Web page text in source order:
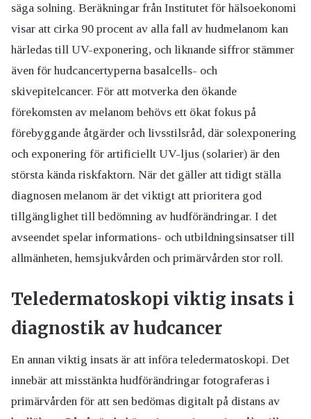
säga solning. Beräkningar från Institutet för hälsoekonomi
visar att cirka 90 procent av alla fall av hudmelanom kan
härledas till UV-exponering, och liknande siffror stämmer
även för hudcancertyperna basalcells- och
skivepitelcancer. För att motverka den ökande
förekomsten av melanom behövs ett ökat fokus på
förebyggande åtgärder och livsstilsråd, där solexponering
och exponering för artificiellt UV-ljus (solarier) är den
största kända riskfaktorn. När det gäller att tidigt ställa
diagnosen melanom är det viktigt att prioritera god
tillgänglighet till bedömning av hudförändringar. I det
avseendet spelar informations- och utbildningsinsatser till
allmänheten, hemsjukvården och primärvården stor roll.
Teledermatoskopi viktig insats i
diagnostik av hudcancer
En annan viktig insats är att införa teledermatoskopi. Det
innebär att misstänkta hudförändringar fotograferas i
primärvården för att sen bedömas digitalt på distans av